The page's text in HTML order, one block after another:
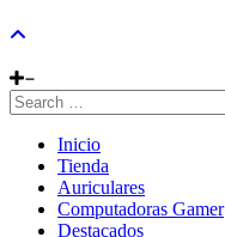
Inicio
Tienda
Auriculares
Computadoras Gamer
Destacados